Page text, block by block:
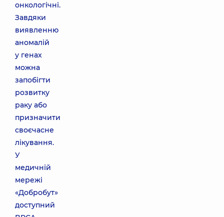
онкологічні.
Завдяки
виявленню
аномалій
у генах
можна
запобігти
розвитку
раку або
призначити
своєчасне
лікування.
У
медичній
мережі
«Добробут»
доступний